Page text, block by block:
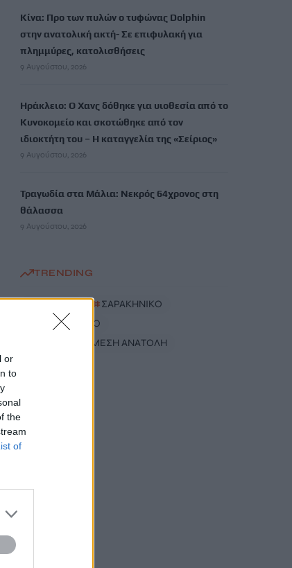
or
to
the
of
Κίνα: Προ των πυλών ο τυφώνας Dolphin
στην ανατολική ακτή- Σε επιφυλακή για
πλημμύρες, κατολισθήσεις
9 Αυγούστου, 2026
Ηράκλειο: Ο Χανς δόθηκε για υιοθεσία από το
Κυνοκομείο και σκοτώθηκε από τον
ιδιοκτήτη του – Η καταγγελία της «Σείριος»
9 Αυγούστου, 2026
Τραγωδία στα Μάλια: Νεκρός 64χρονος στη
θάλασσα
9 Αυγούστου, 2026
TRENDING
#ΣΑΡΑΚΗΝΙΚΟ
ΕΛΙΚΟΠΤΕΡΟ
ΠΟΛΕΜΟΣ ΜΕΣΗ ΑΝΑΤΟΛΗ